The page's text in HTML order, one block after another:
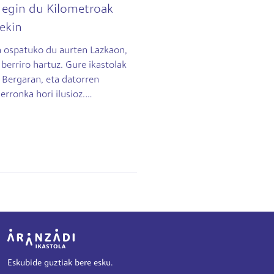
du Kilometroak
du aurten Lazkaon,
hartuz. Gure ikastolak
eta datorren
hori ilusioz.…
Irudia
Eskubide guztiak bere esku.